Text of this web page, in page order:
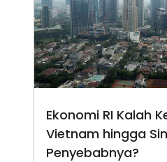
Ekonomi RI Kalah
Vietnam hingga
Penyebabnya?